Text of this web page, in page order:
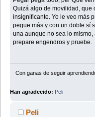
Quizá algo de movilidad, que
insignificante. Yo le veo más
pegue más y con un doble sí
una aunque no sea lo
prepare engendros y pruebe.
Con ganas de seguir
Han agradecido: Peli
Peli